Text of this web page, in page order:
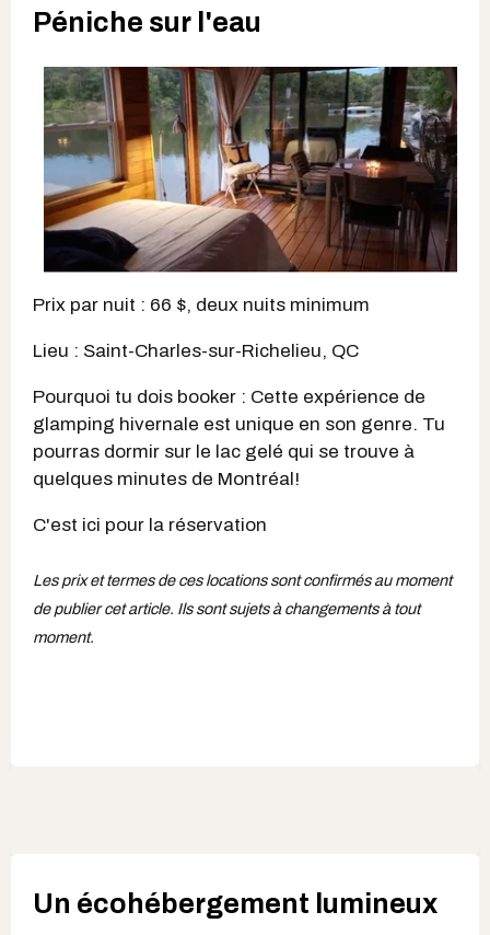
Péniche sur l'eau
Prix par nuit : 66 $, deux nuits minimum
Lieu : Saint-Charles-sur-Richelieu, QC
Pourquoi tu dois booker : Cette expérience de
glamping hivernale est unique en son genre. Tu
pourras dormir sur le lac gelé qui se trouve à
quelques minutes de Montréal!
C'est ici pour la réservation
Les prix et termes de ces locations sont confirmés au moment
de publier cet article. Ils sont sujets à changements à tout
moment.
Un écohébergement lumineux